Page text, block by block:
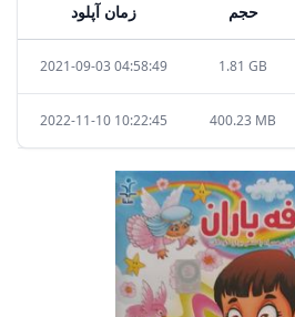
حجم زمان آپلود
1.81 GB
2021-09-03 04:58:49
400.23 MB
2022-11-10 10:22:45